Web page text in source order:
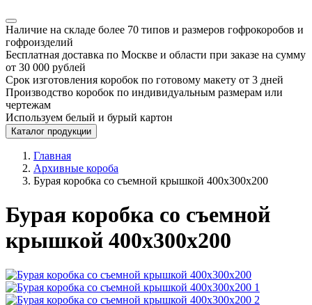
Наличие на складе более 70 типов и размеров гофрокоробов и
гофроизделий
Бесплатная доставка по Москве и области при заказе на сумму
от 30 000 рублей
Срок изготовления коробок по готовому макету от 3 дней
Производство коробок по индивидуальным размерам или
чертежам
Используем белый и бурый картон
Каталог продукции
Главная
Архивные короба
Бурая коробка со съемной крышкой 400x300x200
Бурая коробка со съемной
крышкой 400x300x200